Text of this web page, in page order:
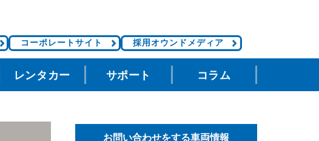
コーポレートサイト 採用オウンドメディア
レンタカー サポート コラム
お問い合わせをする車両情報